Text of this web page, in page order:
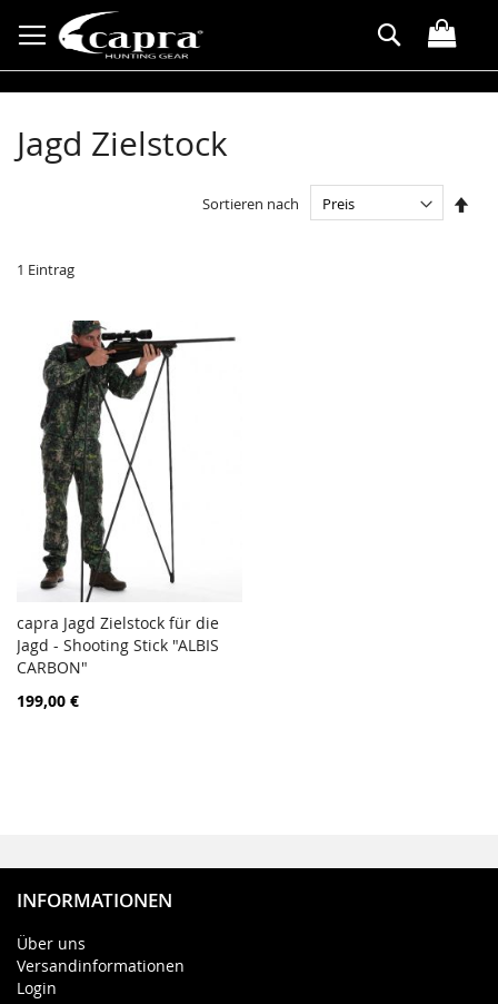
zum
Inhalt
Suche
Jagd Zielstock
1 Eintrag
Sortieren nach
In den Warenkorb
ZUR
capra Jagd Zielstock für die
Jagd - Shooting Stick "ALBIS
CARBON"
199,00 €
INFORMATIONEN
Über uns
Versandinformationen
Login